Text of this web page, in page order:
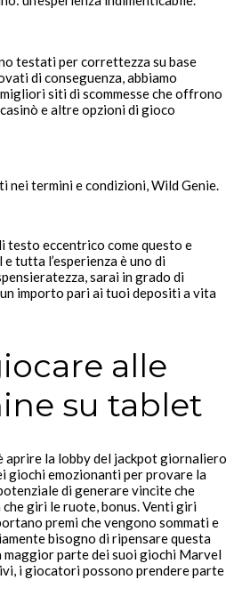
testati per correttezza su base
di conseguenza, abbiamo
siti di scommesse che offrono
e altre opzioni di gioco
nei termini e condizioni, Wild Genie.
testo eccentrico come questo e
tutta l’esperienza è uno di
sarai in grado di
importo pari ai tuoi depositi a vita
alle
su tablet
aprire la lobby del jackpot giornaliero
giochi emozionanti per provare la
di generare vincite che
giri le ruote, bonus. Venti giri
premi che vengono sommati e
bisogno di ripensare questa
maggior parte dei suoi giochi Marvel
i giocatori possono prendere parte